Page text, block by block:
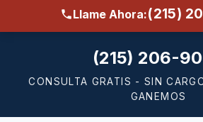
Llame Ahora:(215)
(215) 206-
CONSULTA GRATIS - SIN
GANEMOS